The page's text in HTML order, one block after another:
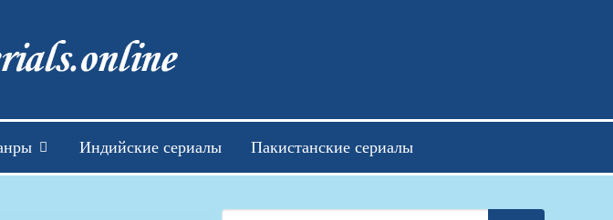
смотреть онлайн
Индийские сериалы Пакистанские сериалы